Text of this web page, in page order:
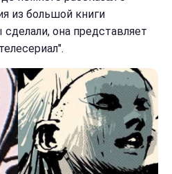
из большой книги
она представляет